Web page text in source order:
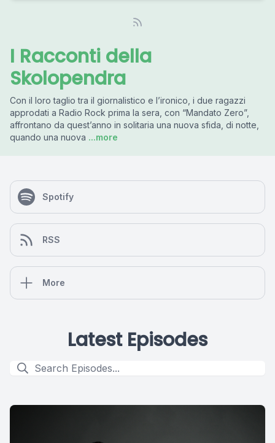
I Racconti della
Skolopendra
Con il loro taglio tra il giornalistico e l’ironico, i due ragazzi
approdati a Radio Rock prima la sera, con “Mandato Zero”,
affrontano da quest’anno in solitaria una nuova sfida, di notte,
quando una nuova ...more
Spotify
RSS
More
Latest Episodes